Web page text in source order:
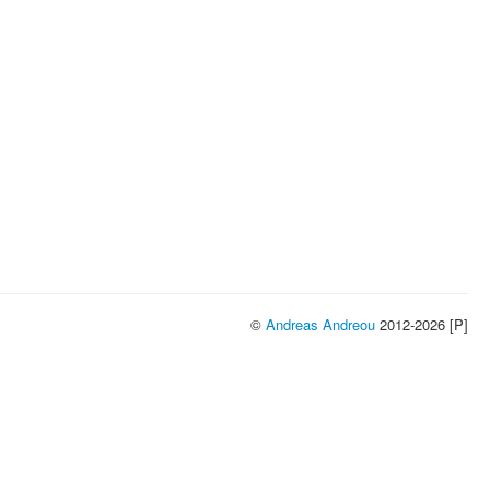
© Andreas Andreou 2012-2026 [P]